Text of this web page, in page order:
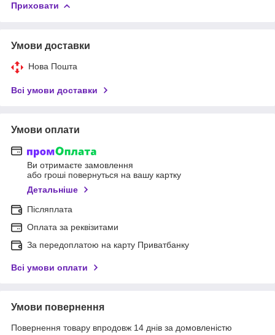
Приховати
Умови доставки
Нова Пошта
Всі умови доставки
Умови оплати
Ви отримаєте замовлення
або гроші повернуться на вашу картку
Детальніше
Післяплата
Оплата за реквізитами
За передоплатою на карту Приватбанку
Всі умови оплати
Умови повернення
Повернення товару впродовж 14 днів за домовленістю